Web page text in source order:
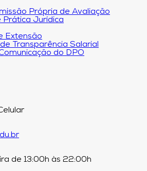
Própria de Avaliação
Prática Jurídica
Extensão
Transparência Salarial
do DPO
de 13:00h às 22:00h